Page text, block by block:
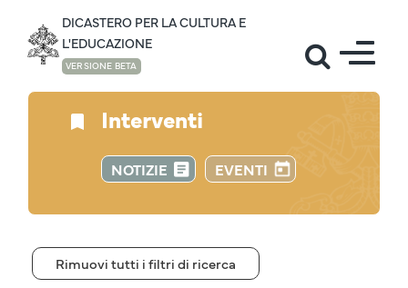
DICASTERO PER LA CULTURA E
L'EDUCAZIONE
VERSIONE BETA
Interventi
NOTIZIE EVENTI
Rimuovi tutti i filtri di ricerca